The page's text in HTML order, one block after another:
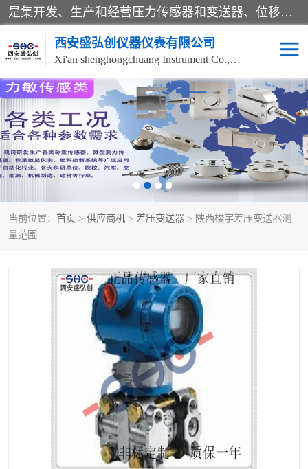
是集开发、生产和经营压力传感器和变送器、位移传感器和变送器、流量传感器和变送器、称重传感器和变送器、测力传感器和变送器、温湿度传感器和变送器、扭矩传感器、智能数显控制仪表等产品的化高新技术企业。
西安盛弘创仪器仪表有限公司
Xi'an shenghongchuang Instrument Co., Ltd
当前位置： 首页 > 供应商机 > 差压变送器 > 陕西楼宇差压变送器测
量范围
称重传感器 超声波流量计
压力变送器 通用型压力变送器
流量计
位移传感器 差压变送器